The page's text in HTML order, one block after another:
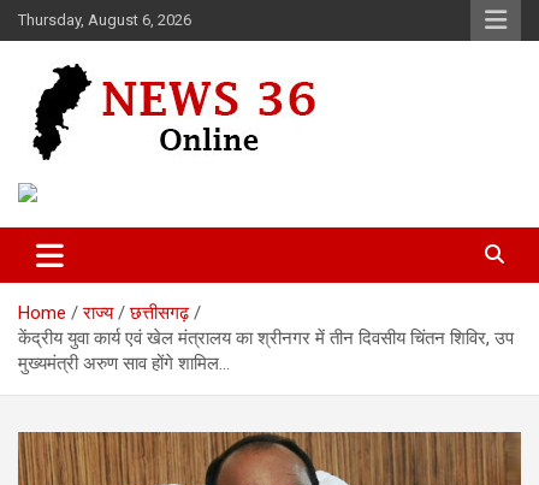
Skip
to
Thursday, August 6, 2026
News 36
Home राज्य
छत्तीसगढ़
केंद्रीय युवा कार्य एवं खेल मंत्रालय का श्रीनगर में तीन दिवसीय चिंतन शिविर, उप
मुख्यमंत्री अरुण साव होंगे शामिल…